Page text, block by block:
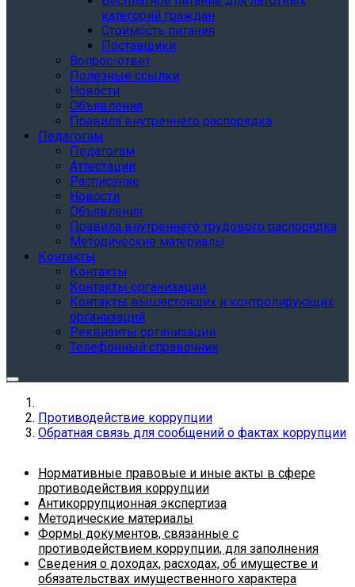
категорий граждан
Стоимость питания
Поставщики
Вопрос-ответ
Полезные ссылки
Новости
Объявления
Правила внутреннего распорядка
Педагогам
Педагогам
Аттестации
Расписание
Новости
Объявления
Правила внутреннего трудового распорядка
Методические материалы
Контакты
Контакты
Контакты организации
Контакты вышестоящих и контролирующих
организаций
Реквизиты организации
Телефонный справочник
Противодействие коррупции
Обратная связь для сообщений о фактах коррупции
Нормативные правовые и иные акты в сфере
противодействия коррупции
Антикоррупционная экспертиза
Методические материалы
Формы документов, связанные с
противодействием коррупции, для заполнения
Сведения о доходах, расходах, об имуществе и
обязательствах имущественного характера